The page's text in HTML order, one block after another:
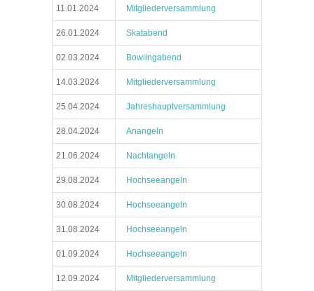
11.01.2024 Mitgliederversammlung
26.01.2024 Skatabend
02.03.2024 Bowlingabend
14.03.2024 Mitgliederversammlung
25.04.2024 Jahreshauptversammlung
28.04.2024 Anangeln
21.06.2024 Nachtangeln
29.08.2024 Hochseeangeln
30.08.2024 Hochseeangeln
31.08.2024 Hochseeangeln
01.09.2024 Hochseeangeln
12.09.2024 Mitgliederversammlung